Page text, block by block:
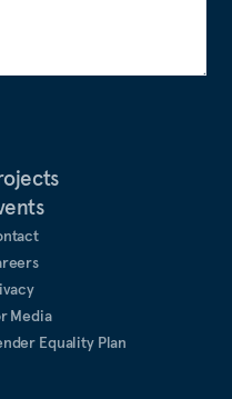
Media
Equality Plan